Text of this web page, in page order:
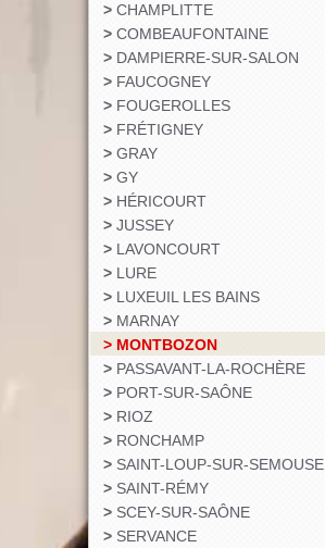
Risques du département
Présentation
Ressources
Organisation
Annuaire
L'opérationnel
Prévention dans
Prévention des
nautique
CHAMPLITTE
COMBEAUFONTAINE
DAMPIERRE-SUR-SALON
FAUCOGNEY
FOUGEROLLES
FRÉTIGNEY
GRAY
GY
HÉRICOURT
JUSSEY
LAVONCOURT
LURE
LUXEUIL LES BAINS
MARNAY
MONTBOZON
PASSAVANT-LA-ROCHÈRE
PORT-SUR-SAÔNE
RIOZ
RONCHAMP
SAINT-LOUP-SUR-SEMOUSE
SAINT-RÉMY
SCEY-SUR-SAÔNE
SERVANCE